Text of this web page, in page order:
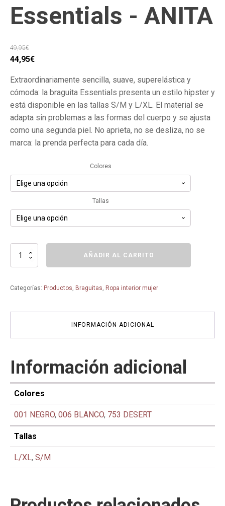
Essentials - ANITA
49,95€
El
original
era:
49,95€.
44,95€El
actual
es:
44,95€.
Extraordinariamente sencilla, suave, superelástica y
cómoda: la braguita Essentials presenta un estilo hipster y
está disponible en las tallas S/M y L/XL. El material se
adapta sin problemas a las formas del cuerpo y se ajusta
como una segunda piel. No aprieta, no se desliza, no se
marca: la prenda perfecta para cada día.
Colores
Tallas
Paquete
-
-
AÑADIR AL CARRITO
Categorías: Productos, Braguitas, Ropa interior mujer
INFORMACIÓN ADICIONAL
Información adicional
Colores
001 NEGRO, 006 BLANCO, 753 DESERT
Tallas
L/XL, S/M